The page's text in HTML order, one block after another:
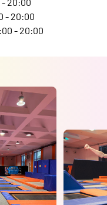
- 20:00
- 20:00